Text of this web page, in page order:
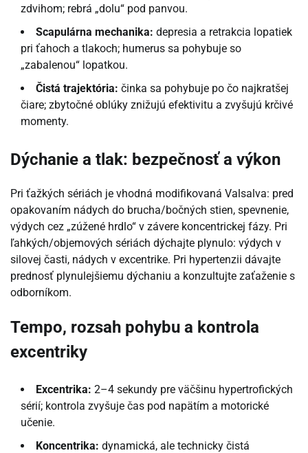
zdvihom; rebrá „dolu“ pod panvou.
Scapulárna mechanika: depresia a retrakcia lopatiek
pri ťahoch a tlakoch; humerus sa pohybuje so
„zabalenou“ lopatkou.
Čistá trajektória: činka sa pohybuje po čo najkratšej
čiare; zbytočné oblúky znižujú efektivitu a zvyšujú krčivé
momenty.
Dýchanie a tlak: bezpečnosť a výkon
Pri ťažkých sériách je vhodná modifikovaná Valsalva: pred
opakovaním nádych do brucha/bočných stien, spevnenie,
výdych cez „zúžené hrdlo“ v závere koncentrickej fázy. Pri
ľahkých/objemových sériách dýchajte plynulo: výdych v
silovej časti, nádych v excentrike. Pri hypertenzii dávajte
prednosť plynulejšiemu dýchaniu a konzultujte zaťaženie s
odborníkom.
Tempo, rozsah pohybu a kontrola
excentriky
Excentrika: 2–4 sekundy pre väčšinu hypertrofických
sérií; kontrola zvyšuje čas pod napätím a motorické
učenie.
Koncentrika: dynamická, ale technicky čistá